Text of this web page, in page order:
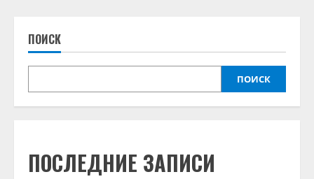
ПОИСК
ПОИСК
ПОСЛЕДНИЕ ЗАПИСИ